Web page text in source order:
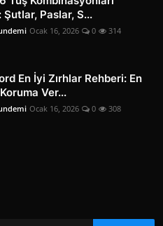
Şutlar, Paslar, S...
Ocak 16, 2026 0 314
En İyi Zırhlar Rehberi: En
Ver...
Ocak 16, 2026 0 308